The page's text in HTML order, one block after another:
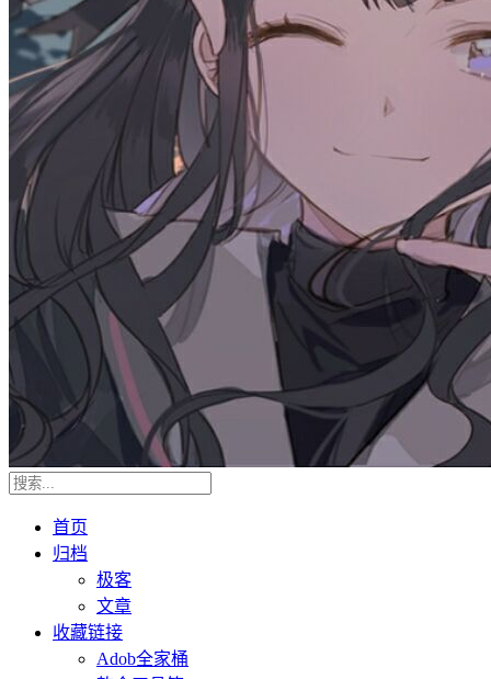
首页
归档
极客
文章
收藏链接
Adob全家桶